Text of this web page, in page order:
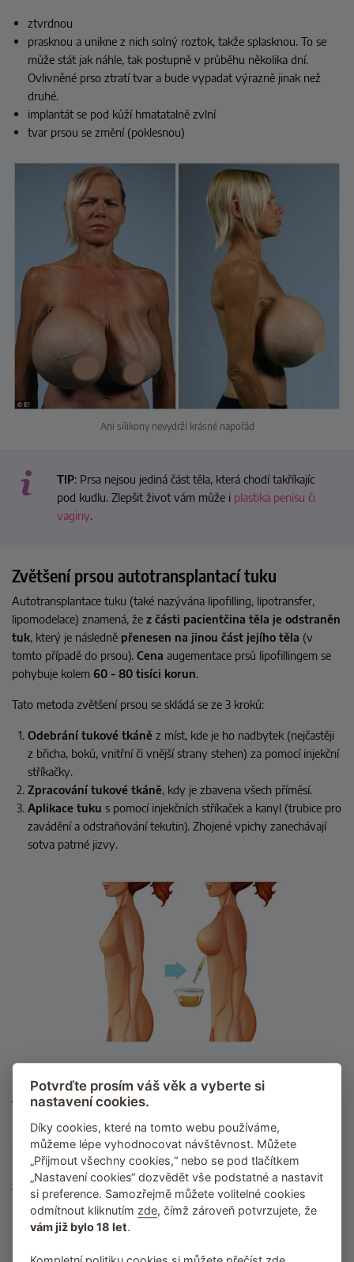
ztvrdnou
prasknou a unikne z nich solný roztok, takže splasknou. To se
může stát jak náhle, tak postupně v průběhu několika dní.
Ovlivněné prso ztratí tvar a bude vypadat výrazně jinak než
druhé.
implantát se pod kůží hmatatalně zvlní
tvar prsou se změní (poklesnou)
Ani silikony nevydrží krásné napořád
TIP: Prsa nejsou jediná část těla, která chodí takříkajíc
pod kudlu. Zlepšit život vám může i plastika penisu či
vaginy.
Zvětšení prsou autotransplantací tuku
Autotransplantace tuku (také nazývána lipofilling, lipotransfer,
lipomodelace) znamená, že z části pacientčina těla je odstraněn
tuk, který je následně přenesen na jinou část jejího těla (v
tomto případě do prsou). Cena augementace prsů lipofillingem se
pohybuje kolem 60 - 80 tisíci korun.
Tato metoda zvětšení prsou se skládá se ze 3 kroků:
Odebrání tukové tkáněz míst, kde je ho nadbytek (nejčastěji
z břicha, boků, vnitřní či vnější strany stehen) za pomocí injekční
stříkačky.
Zpracování tukové tkáně, kdy je zbavena všech příměsí.
Aplikace tuku s pomocí injekčních stříkaček a kanyl (trubice pro
zavádění a odstraňování tekutin). Zhojené vpichy zanechávají
sotva patrné jizvy.
Výhody a nevýhody autotransplantace tuku
Prsa se přirozeně zvětšují a zmenšují podle toho, jak ženy přibírají a
shazují na váze. Vpíchnutí tuku tedynapodobuje přirozený
mechanismus zvětšování prsou .Obvyklevíce bolí místa,
z nichž byl tuk odebrán , než kam byl aplikován. Asi 2 – 3 týdny
po lipomodelaci zůstávají modřiny.
Na pohled i dotek vypadají prsa zcela přirozeně.
Na rozdíl od plastické operace není potřeba implantáty po
Potvrďte prosím váš věk a vyberte si
nastavení cookies.
Díky cookies, které na tomto webu používáme,
můžeme lépe vyhodnocovat návštěvnost. Můžete
„Přijmout všechny cookies,“ nebo se pod tlačítkem
„Nastavení cookies“ dozvědět vše podstatné a nastavit
si preference. Samozřejmě můžete volitelné cookies
odmítnout kliknutím zde, čímž zároveň potvrzujete, že
vám již bylo 18 let.